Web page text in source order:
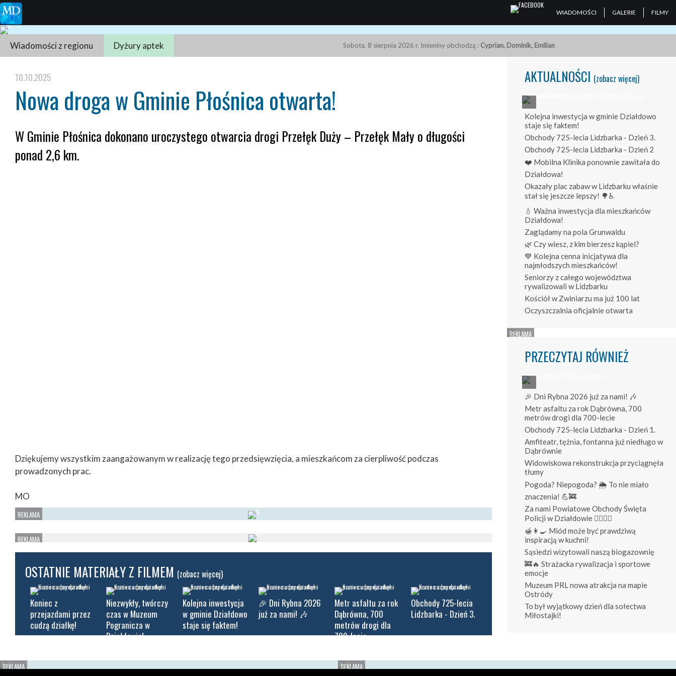
WIADOMOŚCI GALERIE FILMY
Wiadomości z regionu Dyżury aptek Sobota, 8 sierpnia 2026 r. Imieniny obchodzą : Cyprian, Dominik, Emilian
10.10.2025
Nowa droga w Gminie Płośnica otwarta!
W Gminie Płośnica dokonano uroczystego otwarcia drogi Przełęk Duży – Przełęk Mały o długości
ponad 2,6 km.
Dziękujemy wszystkim zaangażowanym w realizację tego przedsięwzięcia, a mieszkańcom za cierpliwość podczas
prowadzonych prac.
MO
OSTATNIE MATERIAŁY Z FILMEM (zobacz więcej)
Koniec z
przejazdami przez
cudzą działkę!
Niezwykły, twórczy
czas w Muzeum
Pogranicza w
Działdowie!
Kolejna inwestycja
w gminie Działdowo
staje się faktem!
🎉 Dni Rybna 2026
już za nami! 🎶
Metr asfaltu za rok
Dąbrówna, 700
metrów drogi dla
700-lecie
Obchody 725-lecia
Lidzbarka - Dzień 3.
AKTUALNOŚCI (zobacz więcej)
Kolejna inwestycja w gminie Działdowo
staje się faktem!
Obchody 725-lecia Lidzbarka - Dzień 3.
Obchody 725-lecia Lidzbarka - Dzień 2
❤️ Mobilna Klinika ponownie zawitała do
Działdowa!
Okazały plac zabaw w Lidzbarku właśnie
stał się jeszcze lepszy! 🌳♿
💧 Ważna inwestycja dla mieszkańców
Działdowa!
Zaglądamy na pola Grunwaldu
🌿 Czy wiesz, z kim bierzesz kąpiel?
💙 Kolejna cenna inicjatywa dla
najmłodszych mieszkańców!
Seniorzy z całego województwa
rywalizowali w Lidzbarku
Kościół w Zwiniarzu ma już 100 lat
Oczyszczalnia oficjalnie otwarta
PRZECZYTAJ RÓWNIEŻ
🎉 Dni Rybna 2026 już za nami! 🎶
Metr asfaltu za rok Dąbrówna, 700
metrów drogi dla 700-lecie
Obchody 725-lecia Lidzbarka - Dzień 1.
Amfiteatr, tężnia, fontanna już niedługo w
Dąbrównie
Widowiskowa rekonstrukcja przyciągnęła
tłumy
Pogoda? Niepogoda? 🌦️ To nie miało
znaczenia! 💪🚒
Za nami Powiatowe Obchody Święta
Policji w Działdowie 👮‍♀️👮‍♂️
🍯👩‍🍳 Miód może być prawdziwą
inspiracją w kuchni!
Sąsiedzi wizytowali naszą biogazownię
🚒🔥 Strażacka rywalizacja i sportowe
emocje
Muzeum PRL nowa atrakcja na mapie
Ostródy
To był wyjątkowy dzień dla sołectwa
Miłostajki!